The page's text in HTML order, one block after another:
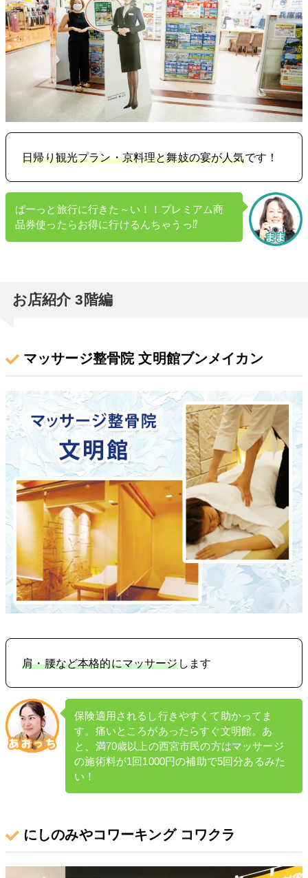
日帰り観光プラン・京料理と舞妓の宴が人気です！
ぱーっと旅行に行きた～い！！プレミアム商
品券使ったらお得に行けるんちゃうっ⁉
お店紹介 3階編
マッサージ整骨院 文明館ブンメイカン
肩・腰など本格的にマッサージします
保険適用されるし行きやすくて助かってま
す。痛いところがあったらすぐ文明館。あ
と、満70歳以上の西宮市民の方はマッサージ
の施術料が1回1000円の補助で5回分あるみた
い！
にしのみやコワーキング コワクラ